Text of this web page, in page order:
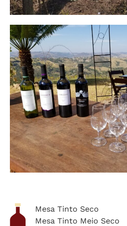
Mesa Tinto Seco
Mesa Tinto Meio Seco